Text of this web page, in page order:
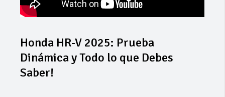
Honda HR-V 2025: Prueba
Dinámica y Todo lo que Debes
Saber!